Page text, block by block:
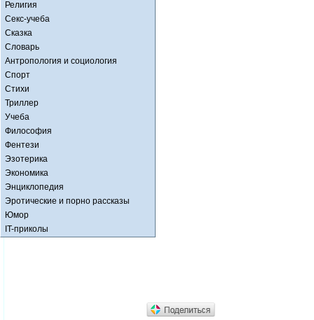
Религия
Секс-учеба
Сказка
Словарь
Антропология и социология
Спорт
Стихи
Триллер
Учеба
Философия
Фентези
Эзотерика
Экономика
Энциклопедия
Эротические и порно рассказы
Юмор
IT-приколы